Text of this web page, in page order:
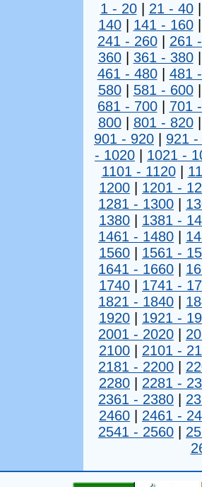
1 - 20| 21 - 40
140| 141 - 160
241 - 260| 261
360| 361 - 380
461 - 480| 481
580| 581 - 600
681 - 700| 701
800| 801 - 820
901 - 920
921 -
- 1020
1021 -
1101 - 1120|
1200
1201 -
1281 - 1300
1380
1381 -
1461 - 1480
1560
1561 -
1641 - 1660
1740
1741 -
1821 - 1840
1920
1921 -
2001 - 2020
2100
2101 -
2181 - 2200
2280
2281 -
2361 - 2380
2460
2461 -
2541 - 2560